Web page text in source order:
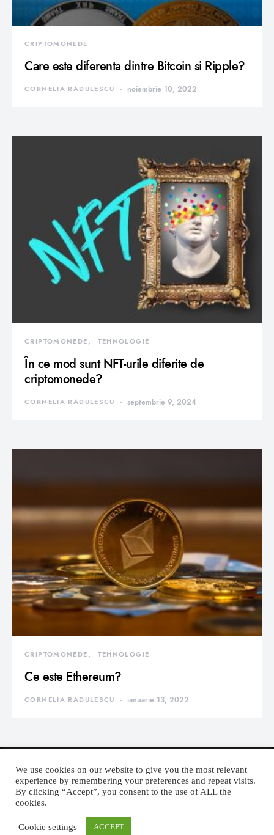
CRIPTOMONEDE
Care este diferenta dintre Bitcoin si Ripple?
CORNELIA RADULESCU noiembrie 10, 2022
CRIPTOMONEDE TEHNOLOGIE
În ce mod sunt NFT-urile diferite de
criptomonede?
CORNELIA RADULESCU septembrie 9, 2024
CRIPTOMONEDE TEHNOLOGIE
Ce este Ethereum?
CORNELIA RADULESCU ianuarie 13, 2022
DEVORATOR MONDEN
We use cookies on our website to give you the most relevant
experience by remembering your preferences and repeat visits.
By clicking “Accept”, you consent to the use of ALL the
cookies.
Cookie settings ACCEPT